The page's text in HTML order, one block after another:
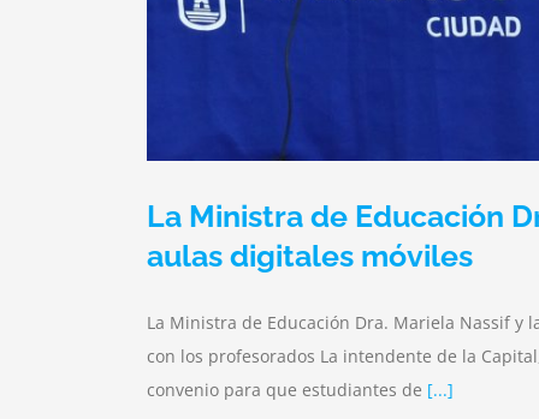
La Ministra de Educación
aulas digitales móviles
La Ministra de Educación Dra. Mariela Nassif
con los profesorados La intendente de la
convenio para que estudiantes de [...]